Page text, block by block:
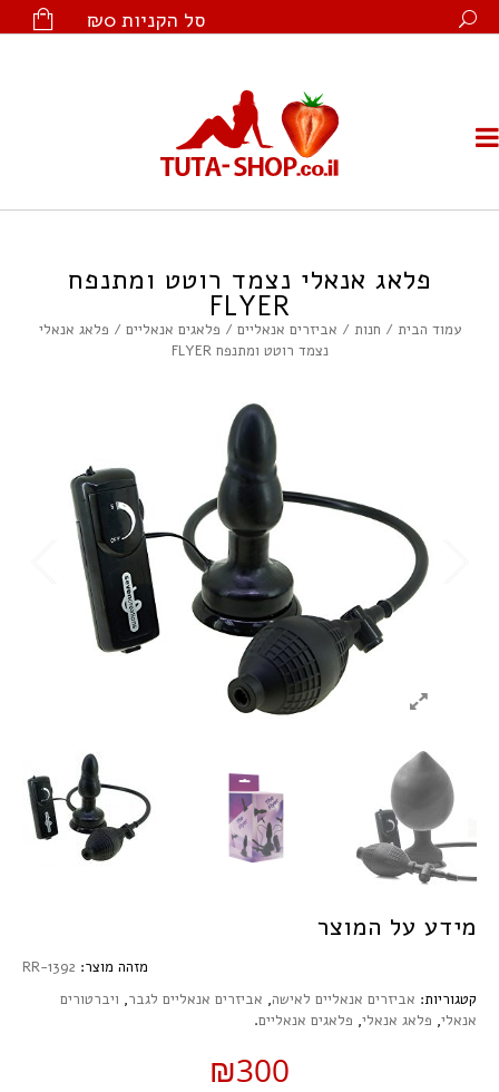
סל הקניות ₪0
פלאג אנאלי נצמד רוטט ומתנפח
FLYER
עמוד הבית / חנות / אביזרים אנאליים / פלאגים אנאליים / פלאג אנאלי
נצמד רוטט ומתנפח FLYER
מידע על המוצר
מזהה מוצר: RR-1392
קטגוריות: אביזרים אנאליים לאישה, אביזרים אנאליים לגבר, ויברטורים
אנאלי, פלאג אנאלי, פלאגים אנאליים.
₪300